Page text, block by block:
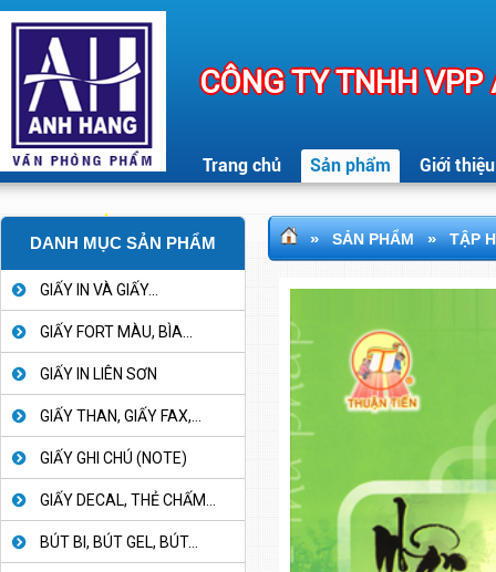
CÔNG TY TNHH
Trang chủ Sản phẩm Giới thiệu
DANH MỤC SẢN PHẨM
GIẤY IN VÀ GIẤY...
GIẤY FORT MÀU, BÌA...
GIẤY IN LIÊN SƠN
GIẤY THAN, GIẤY FAX,...
GIẤY GHI CHÚ (NOTE)
GIẤY DECAL, THẺ CHẤM...
BÚT BI, BÚT GEL, BÚT...
» SẢN PHẨM » TẬP